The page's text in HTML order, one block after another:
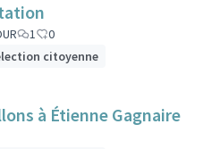
1
0
citoyenne
à Étienne Gagnaire